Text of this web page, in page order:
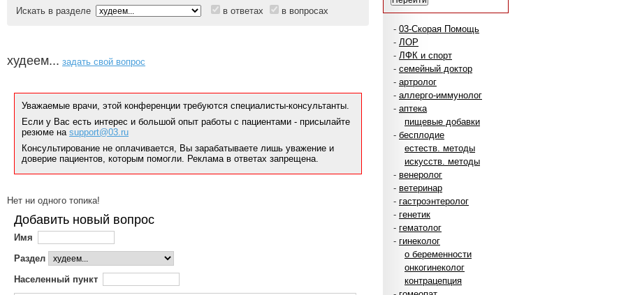
- 03-Скорая Помощь
- ЛОР
- ЛФК и спорт
- семейный доктор
- артролог
- аллерго-иммунолог
- аптека
пищевые добавки
- бесплодие
естеств. методы
искусств. методы
- венеролог
- ветеринар
- гастроэнтеролог
- генетик
- гематолог
- гинеколог
о беременности
онкогинеколог
контрацепция
Искать в разделе в ответах в вопросах
худеем... задать свой вопрос
Уважаемые врачи, этой конференции требуются специалисты-консультанты.
Если у Вас есть интерес и большой опыт работы с пациентами - присылайте
резюме на support@03.ru
Консультирование не оплачивается, Вы зарабатываете лишь уважение и
доверие пациентов, которым помогли. Реклама в ответах запрещена.
Нет ни одного топика!
Добавить новый вопрос
Имя
Раздел
Населенный пункт